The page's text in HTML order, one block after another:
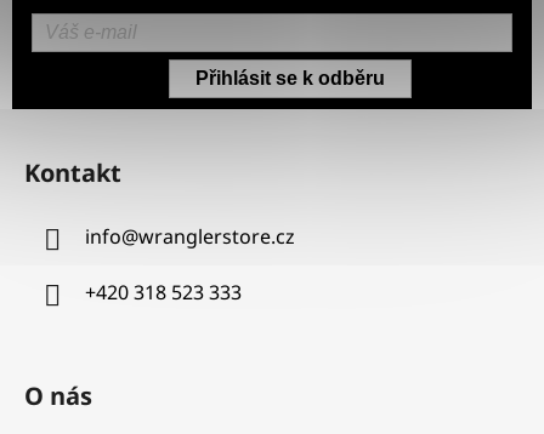
Přihlásit se k odběru
Z
Kontakt
info@wranglerstore.cz
+420 318 523 333
O nás